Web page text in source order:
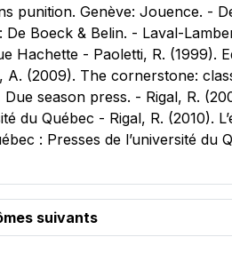
punition. Genève: Jouence. -
De Boeck & Belin. - Laval-
Hachette - Paoletti, R. (1999).
(2009). The cornerstone:
season press. - Rigal, R.
du Québec - Rigal, R. (2010).
: Presses de l’université du
suivants